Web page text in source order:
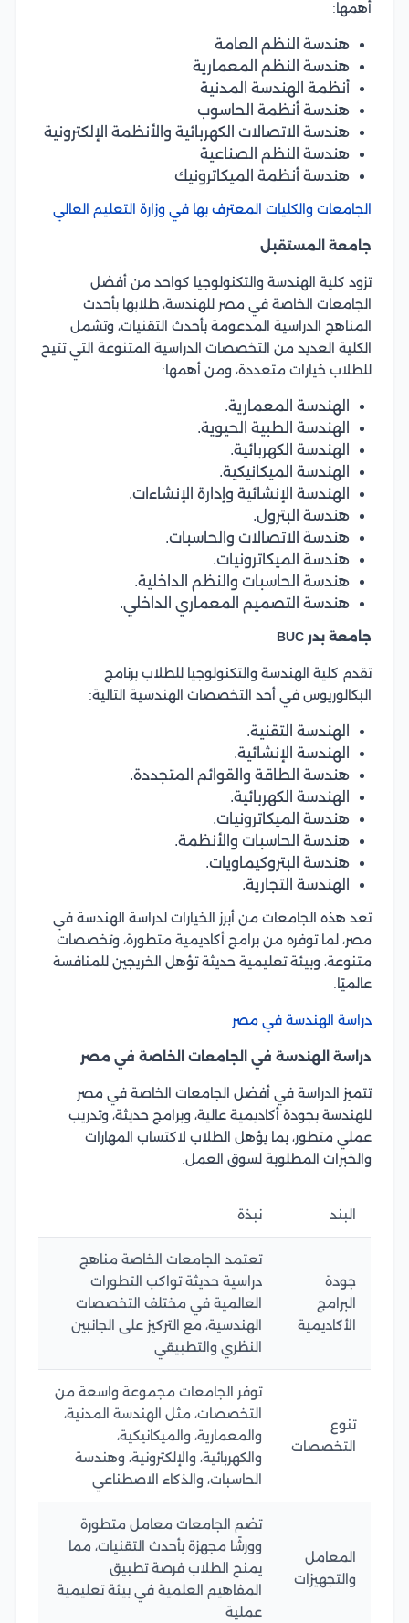
أهمها:
هندسة النظم العامة
هندسة النظم المعمارية
أنظمة الهندسة المدنية
هندسة أنظمة الحاسوب
هندسة الاتصالات الكهربائية والأنظمة الإلكترونية
هندسة النظم الصناعية
هندسة أنظمة الميكاترونيك
الجامعات والكليات المعترف بها في وزارة التعليم العالي
جامعة المستقبل
تزود كلية الهندسة والتكنولوجيا كواحد من أفضل
الجامعات الخاصة في مصر للهندسة، طلابها بأحدث
المناهج الدراسية المدعومة بأحدث التقنيات، وتشمل
الكلية العديد من التخصصات الدراسية المتنوعة التي تتيح
للطلاب خيارات متعددة، ومن أهمها:
الهندسة المعمارية.
الهندسة الطبية الحيوية.
الهندسة الكهربائية.
الهندسة الميكانيكية.
الهندسة الإنشائية وإدارة الإنشاءات.
هندسة البترول.
هندسة الاتصالات والحاسبات.
هندسة الميكاترونيات.
هندسة الحاسبات والنظم الداخلية.
هندسة التصميم المعماري الداخلي.
جامعة بدر BUC
تقدم كلية الهندسة والتكنولوجيا للطلاب برنامج
البكالوريوس في أحد التخصصات الهندسية التالية:
الهندسة التقنية.
الهندسة الإنشائية.
هندسة الطاقة والقوائم المتجددة.
الهندسة الكهربائية.
هندسة الميكاترونيات.
هندسة الحاسبات والأنظمة.
هندسة البتروكيماويات.
الهندسة التجارية.
تعد هذه الجامعات من أبرز الخيارات لدراسة الهندسة في
مصر، لما توفره من برامج أكاديمية متطورة، وتخصصات
متنوعة، وبيئة تعليمية حديثة تؤهل الخريجين للمنافسة
عالميًا.
دراسة الهندسة في مصر
دراسة الهندسة في الجامعات الخاصة في مصر
تتميز الدراسة في أفضل الجامعات الخاصة في مصر
للهندسة بجودة أكاديمية عالية، وبرامج حديثة، وتدريب
عملي متطور، بما يؤهل الطلاب لاكتساب المهارات
والخبرات المطلوبة لسوق العمل.
البند نبذة
جودة
البرامج
الأكاديمية
تعتمد الجامعات الخاصة مناهج
دراسية حديثة تواكب التطورات
العالمية في مختلف التخصصات
الهندسية، مع التركيز على الجانبين
النظري والتطبيقي
تنوع
التخصصات
توفر الجامعات مجموعة واسعة من
التخصصات، مثل الهندسة المدنية،
والمعمارية، والميكانيكية،
والكهربائية، والإلكترونية، وهندسة
الحاسبات، والذكاء الاصطناعي
المعامل
والتجهيزات
تضم الجامعات معامل متطورة
وورشًا مجهزة بأحدث التقنيات، مما
يمنح الطلاب فرصة تطبيق
المفاهيم العلمية في بيئة تعليمية
عملية